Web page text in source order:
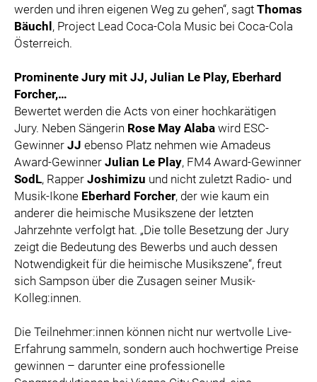
werden und ihren eigenen Weg zu gehen“, sagt Thomas
Bäuchl, Project Lead Coca-Cola Music bei Coca-Cola
Österreich.
Prominente Jury mit JJ, Julian Le Play, Eberhard
Forcher,…
Bewertet werden die Acts von einer hochkarätigen
Jury. Neben Sängerin Rose May Alaba wird ESC-
Gewinner JJ ebenso Platz nehmen wie Amadeus
Award-Gewinner Julian Le Play, FM4 Award-Gewinner
SodL, Rapper Joshimizu und nicht zuletzt Radio- und
Musik-Ikone Eberhard Forcher, der wie kaum ein
anderer die heimische Musikszene der letzten
Jahrzehnte verfolgt hat. „Die tolle Besetzung der Jury
zeigt die Bedeutung des Bewerbs und auch dessen
Notwendigkeit für die heimische Musikszene“, freut
sich Sampson über die Zusagen seiner Musik-
Kolleg:innen.
Die Teilnehmer:innen können nicht nur wertvolle Live-
Erfahrung sammeln, sondern auch hochwertige Preise
gewinnen – darunter eine professionelle